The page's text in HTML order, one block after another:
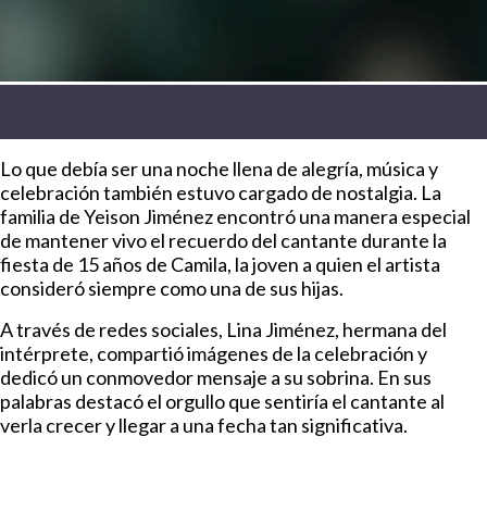
Lo que debía ser una noche llena de alegría, música y
celebración también estuvo cargado de nostalgia. La
familia de Yeison Jiménez encontró una manera especial
de mantener vivo el recuerdo del cantante durante la
fiesta de 15 años de Camila, la joven a quien el artista
consideró siempre como una de sus hijas.
A través de redes sociales, Lina Jiménez, hermana del
intérprete, compartió imágenes de la celebración y
dedicó un conmovedor mensaje a su sobrina. En sus
palabras destacó el orgullo que sentiría el cantante al
verla crecer y llegar a una fecha tan significativa.